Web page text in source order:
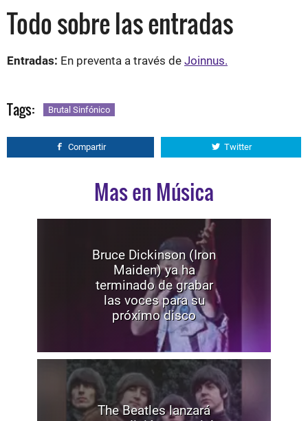
Todo sobre las entradas
Entradas: En preventa a través de Joinnus.
Tags: Brutal Sinfónico
Compartir Twitter
Mas en Música
Bruce Dickinson (Iron
Maiden) ya ha
terminado de grabar
las voces para su
próximo disco
The Beatles lanzará